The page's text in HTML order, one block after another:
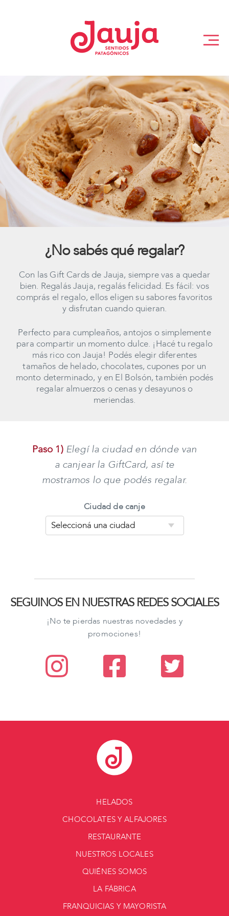
¿No sabés qué regalar?
Con las Gift Cards de Jauja, siempre vas a quedar
bien. Regalás Jauja, regalás felicidad. Es fácil: vos
comprás el regalo, ellos eligen su sabores favoritos
y disfrutan cuando quieran.
Perfecto para cumpleaños, antojos o simplemente
para compartir un momento dulce. ¡Hacé tu regalo
más rico con Jauja! Podés elegir diferentes
tamaños de helado, chocolates, cupones por un
monto determinado, y en El Bolsón, también podés
regalar almuerzos o cenas y desayunos o
meriendas.
Paso 1) Elegí la ciudad en dónde van
a canjear la GiftCard, así te
mostramos lo que podés regalar.
Ciudad de canje
SEGUINOS EN NUESTRAS REDES SOCIALES
¡No te pierdas nuestras novedades y
promociones!
HELADOS
CHOCOLATES Y ALFAJORES
RESTAURANTE
NUESTROS LOCALES
QUIÉNES SOMOS
LA FÁBRICA
FRANQUICIAS Y MAYORISTA